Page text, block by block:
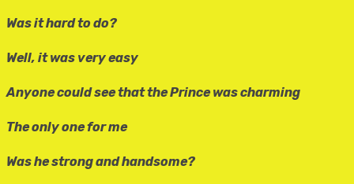
Was it hard to do?
Well, it was very easy
Anyone could see that the Prince was charming
The only one for me
Was he strong and handsome?